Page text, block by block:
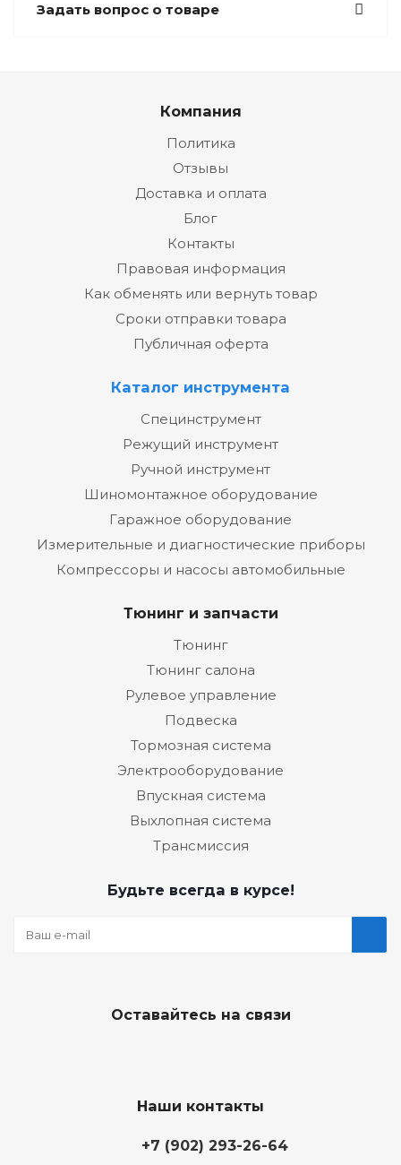
Задать вопрос о товаре
Компания
Политика
Отзывы
Доставка и оплата
Блог
Контакты
Правовая информация
Как обменять или вернуть товар
Сроки отправки товара
Публичная оферта
Каталог инструмента
Специнструмент
Режущий инструмент
Ручной инструмент
Шиномонтажное оборудование
Гаражное оборудование
Измерительные и диагностические приборы
Компрессоры и насосы автомобильные
Тюнинг и запчасти
Тюнинг
Тюнинг салона
Рулевое управление
Подвеска
Тормозная система
Электрооборудование
Впускная система
Выхлопная система
Трансмиссия
Будьте всегда в курсе!
Оставайтесь на связи
Наши контакты
+7 (902) 293-26-64